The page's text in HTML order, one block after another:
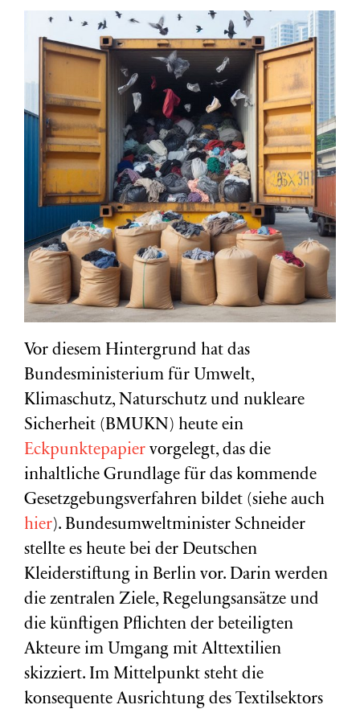
Vor diesem Hintergrund hat das
Bundesministerium für Umwelt,
Klimaschutz, Naturschutz und nukleare
Sicherheit (BMUKN) heute ein
Eckpunktepapier vorgelegt, das die
inhaltliche Grundlage für das kommende
Gesetzgebungsverfahren bildet (siehe auch
hier). Bundesumweltminister Schneider
stellte es heute bei der Deutschen
Kleiderstiftung in Berlin vor. Darin werden
die zentralen Ziele, Regelungsansätze und
die künftigen Pflichten der beteiligten
Akteure im Umgang mit Alttextilien
skizziert. Im Mittelpunkt steht die
konsequente Ausrichtung des Textilsektors